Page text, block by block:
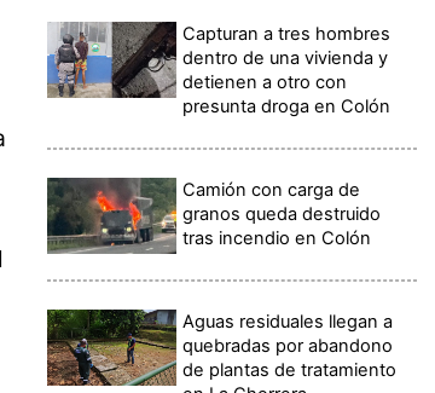
Capturan a tres hombres
dentro de una vivienda y
detienen a otro con
presunta droga en Colón
Camión con carga de
granos queda destruido
tras incendio en Colón
Aguas residuales llegan a
quebradas por abandono
de plantas de tratamiento